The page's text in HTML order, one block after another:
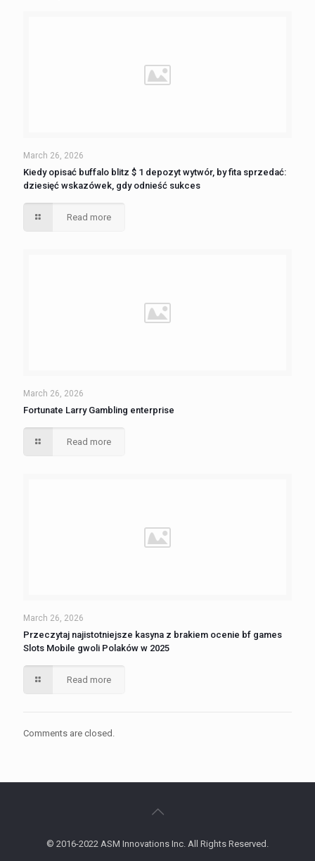
March 26, 2026
Kiedy opisać buffalo blitz $ 1 depozyt wytwór, by fita sprzedać:
dziesięć wskazówek, gdy odnieść sukces
Read more
March 26, 2026
Fortunate Larry Gambling enterprise
Read more
March 26, 2026
Przeczytaj najistotniejsze kasyna z brakiem ocenie bf games
Slots Mobile gwoli Polaków w 2025
Read more
Comments are closed.
© 2016-2022 ASM Innovations Inc. All Rights Reserved.